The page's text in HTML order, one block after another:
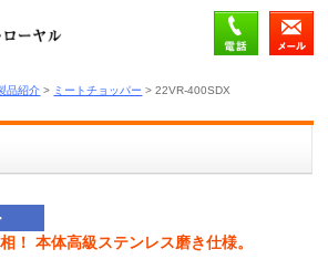
品紹介 > ミートチョッパー > 22VR-400SDX
！ 本体高級ステンレス磨き仕様。